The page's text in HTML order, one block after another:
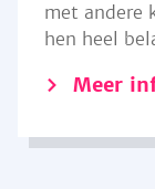
met andere
hen heel
Meer